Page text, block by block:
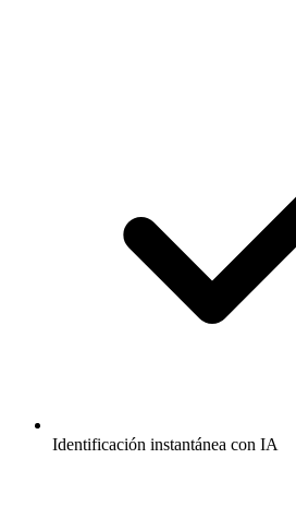
Identificación instantánea con IA